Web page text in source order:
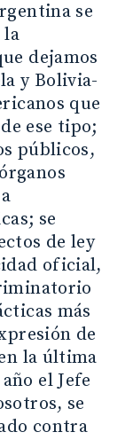
se
la
dejamos
y Bolivia-
que
ese tipo;
públicos,
se
de ley
oficial,
más
de
la última
el Jefe
se
contra